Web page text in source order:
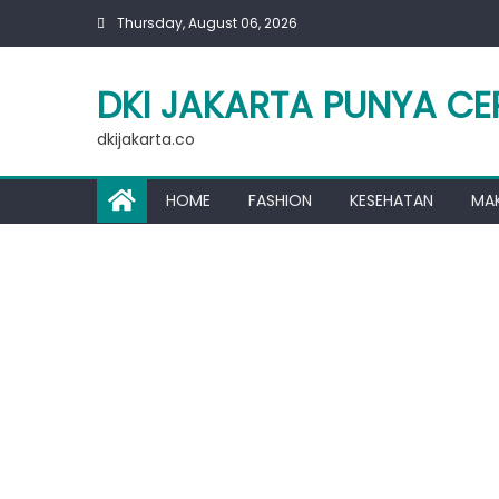
Thursday, August 06, 2026
DKI JAKARTA PUNYA
dkijakarta.co
HOME FASHION KESEHATAN